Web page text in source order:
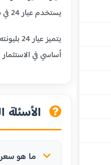
يستخدم عيار 24 في صناعة السبائك الذهبية والاستثمارات طويلة الأجل.
أساسي في الاستثمار
الأسئلة
ما هو سعر الذهب